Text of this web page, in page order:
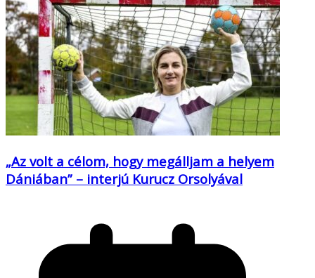
„Az volt a célom, hogy megálljam a helyem
Dániában” – interjú Kurucz Orsolyával